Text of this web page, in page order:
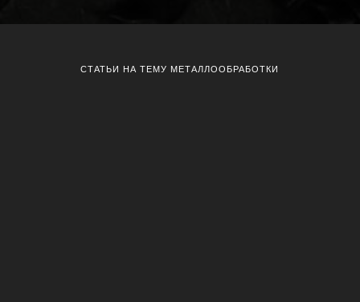
СТАТЬИ НА ТЕМУ МЕТАЛЛООБРАБОТКИ